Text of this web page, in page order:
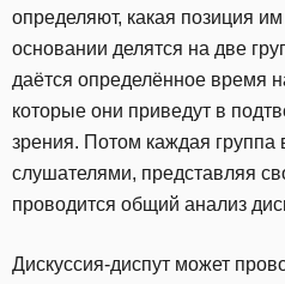
определяют, какая позиция
основании делятся на две
даётся определённое время
которые они приведут в
зрения. Потом каждая группа
слушателями, представляя
проводится общий анализ
Дискуссия-диспут может